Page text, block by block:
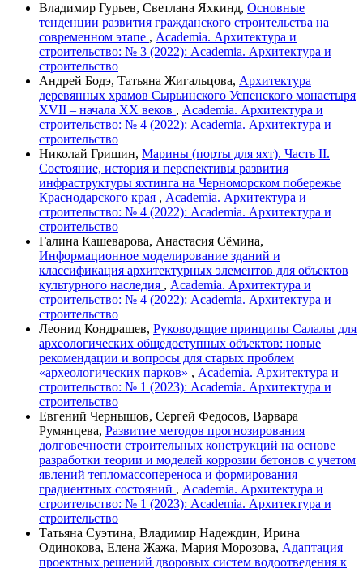
Владимир Гурьев, Светлана Яхкинд, Основные
тенденции развития гражданского строительства на
современном этапе , Academia. Архитектура и
строительство: № 3 (2022): Academia. Архитектура и
строительство
Андрей Бодэ, Татьяна Жигальцова, Архитектура
деревянных храмов Сырьинского Успенского монастыря
XVII – начала XX веков , Academia. Архитектура и
строительство: № 4 (2022): Academia. Архитектура и
строительство
Николай Гришин, Марины (порты для яхт). Часть II.
Состояние, история и перспективы развития
инфраструктуры яхтинга на Черноморском побережье
Краснодарского края , Academia. Архитектура и
строительство: № 4 (2022): Academia. Архитектура и
строительство
Галина Кашеварова, Анастасия Сёмина,
Информационное моделирование зданий и
классификация архитектурных элементов для объектов
культурного наследия , Academia. Архитектура и
строительство: № 4 (2022): Academia. Архитектура и
строительство
Леонид Кондрашев, Руководящие принципы Салалы для
археологических общедоступных объектов: новые
рекомендации и вопросы для старых проблем
«археологических парков» , Academia. Архитектура и
строительство: № 1 (2023): Academia. Архитектура и
строительство
Евгений Чернышов, Сергей Федосов, Варвара
Румянцева, Развитие методов прогнозирования
долговечности строительных конструкций на основе
разработки теории и моделей коррозии бетонов с учетом
явлений тепломассопереноса и формирования
градиентных состояний , Academia. Архитектура и
строительство: № 1 (2023): Academia. Архитектура и
строительство
Татьяна Суэтина, Владимир Надеждин, Ирина
Одинокова, Елена Жажа, Мария Морозова, Адаптация
проектных решений дворовых систем водоотведения к